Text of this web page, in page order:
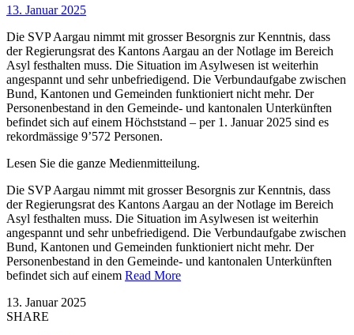
13. Januar 2025
Die SVP Aargau nimmt mit grosser Besorgnis zur Kenntnis, dass
der Regierungsrat des Kantons Aargau an der Notlage im Bereich
Asyl festhalten muss. Die Situation im Asylwesen ist weiterhin
angespannt und sehr unbefriedigend. Die Verbundaufgabe zwischen
Bund, Kantonen und Gemeinden funktioniert nicht mehr. Der
Personenbestand in den Gemeinde- und kantonalen Unterkünften
befindet sich auf einem Höchststand – per 1. Januar 2025 sind es
rekordmässige 9’572 Personen.
Lesen Sie die ganze Medienmitteilung.
Die SVP Aargau nimmt mit grosser Besorgnis zur Kenntnis, dass
der Regierungsrat des Kantons Aargau an der Notlage im Bereich
Asyl festhalten muss. Die Situation im Asylwesen ist weiterhin
angespannt und sehr unbefriedigend. Die Verbundaufgabe zwischen
Bund, Kantonen und Gemeinden funktioniert nicht mehr. Der
Personenbestand in den Gemeinde- und kantonalen Unterkünften
befindet sich auf einem Read More
13. Januar 2025
SHARE